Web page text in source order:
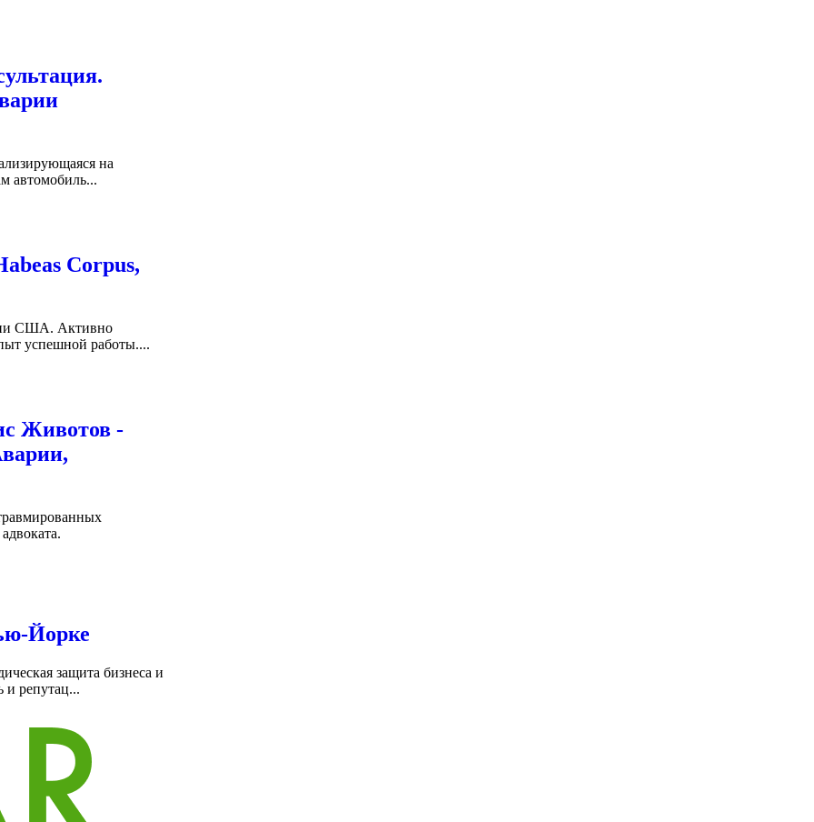
на
автомобиль...
Corpus,
США. Активно
успешной работы....
Животов -
Йорке
защита бизнеса и
и репутац...